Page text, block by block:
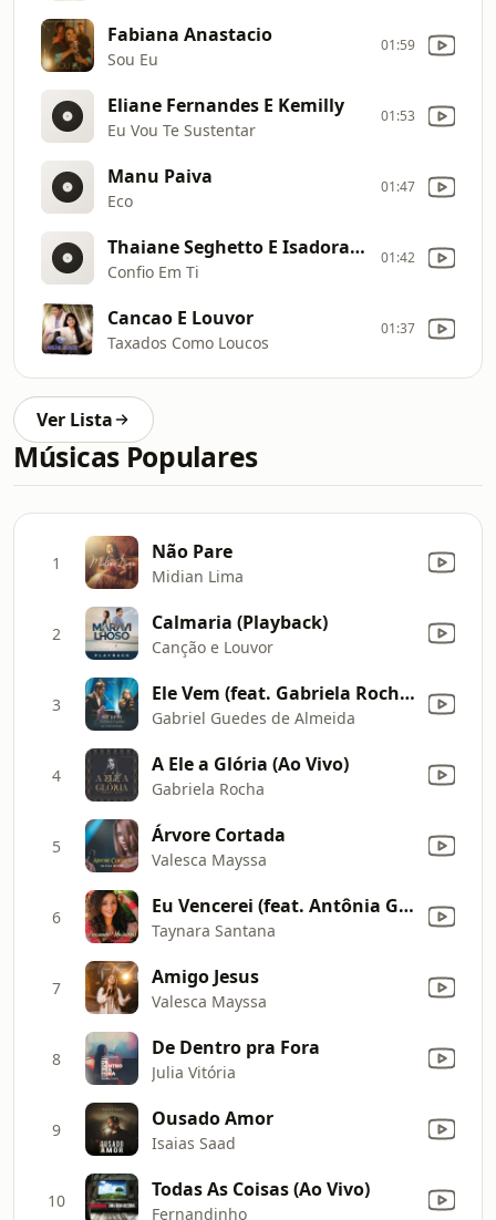
Fabiana Anastacio
Sou Eu
01:59
Eliane Fernandes E Kemilly
Eu Vou Te Sustentar
01:53
Manu Paiva
Eco
01:47
Thaiane Seghetto E Isadora Pompeo
Confio Em Ti
01:42
Cancao E Louvor
Taxados Como Loucos
01:37
Ver Lista
Músicas Populares
1 Não Pare
Midian Lima
2 Calmaria (Playback)
Canção e Louvor
3 Ele Vem (feat. Gabriela Rocha) [Ao Vivo]
Gabriel Guedes de Almeida
4 A Ele a Glória (Ao Vivo)
Gabriela Rocha
5 Árvore Cortada
Valesca Mayssa
6 Eu Vencerei (feat. Antônia Gomes)
Taynara Santana
7 Amigo Jesus
Valesca Mayssa
8 De Dentro pra Fora
Julia Vitória
9 Ousado Amor
Isaias Saad
10 Todas As Coisas (Ao Vivo)
Fernandinho